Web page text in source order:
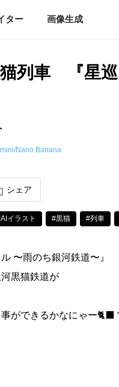
ター 画像生成
列車 『星
Nano Banana
シェア
イラスト #黒猫 #列車
〜雨のち銀河鉄道〜』
黒猫鉄道が
ができるかなにゃー🐈‍⬛